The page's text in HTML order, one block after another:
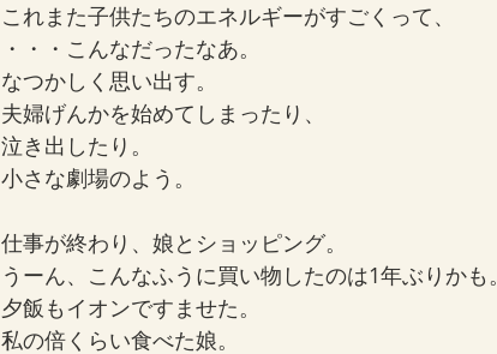
これまた子供たちのエネルギーがすごくって、
・・・こんなだったなあ。
なつかしく思い出す。
夫婦げんかを始めてしまったり、
泣き出したり。
小さな劇場のよう。
仕事が終わり、娘とショッピング。
うーん、こんなふうに買い物したのは1年ぶりかも。
夕飯もイオンですませた。
私の倍くらい食べた娘。